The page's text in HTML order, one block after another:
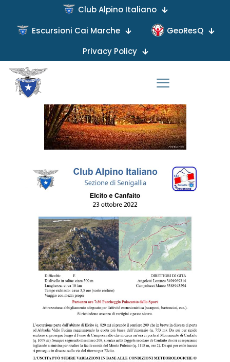
Club Alpino Italiano
Escursioni Cai Marche
GeoResQ
Privacy Policy